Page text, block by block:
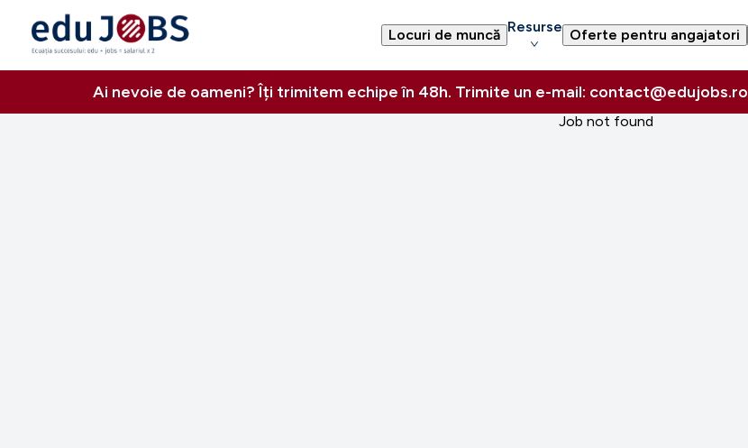
Locuri de muncă Resurse Oferte pentru angajatori
Ai nevoie de oameni? Îți trimitem echipe în 48h. Trimite un e-mail: contact@edujobs.ro
Job not found